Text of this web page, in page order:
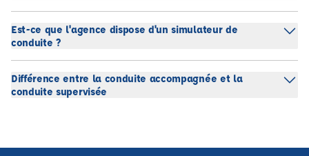
Est-ce que l'agence dispose d'un simulateur de
conduite ?
Différence entre la conduite accompagnée et la
conduite supervisée